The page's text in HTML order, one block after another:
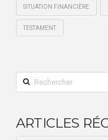
SITUATION FINANCIÈRE
TESTAMENT
Rechercher
ARTICLES